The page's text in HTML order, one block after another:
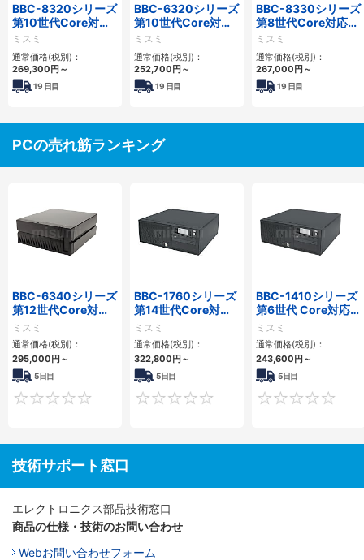
BBC-8320シリーズ
第10世代Core対応
小型フロアマウント
FAPC 2PCI・2PCIe
ミスミ
通常価格(税別)：
269,300円～
19 日目
BBC-6320シリーズ
第10世代Core対応
小型フロアマウント
FAPC 2PCI・2PCIe
ミスミ
通常価格(税別)：
252,700円～
19 日目
BBC-8330シリーズ
第8世代Core対応小
型フロアマウント
FAPC 2PCI・2PCIe
ミスミ
通常価格(税別)：
267,000円～
19 日目
PCの売れ筋ランキング
BBC-6340シリーズ
第12世代Core対応
小型フロアマウント
PC2PCI/2PCIe
ミスミ
通常価格(税別)：
295,000円～
5日目
0
BBC-1760シリーズ
第14世代Core対応
小型フロアマウント
3PCIe
ミスミ
通常価格(税別)：
322,800円～
5日目
0
BBC-1410シリーズ
第6世代 Core対応フ
ロアマウントFAPC
3PCI・3PCIe
ミスミ
通常価格(税別)：
243,600円～
5日目
技術サポート窓口
エレクトロニクス部品技術窓口
商品の仕様・技術のお問い合わせ
Webお問い合わせフォーム